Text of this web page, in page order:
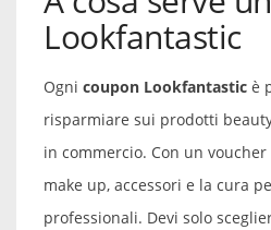
Lookfantastic
Ogni coupon Lookfantastic è
risparmiare sui prodotti
in commercio. Con un
make up, accessori e la cura
professionali. Devi solo